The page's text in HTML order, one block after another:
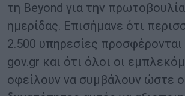
τη Beyond για την
ημερίδας. Επισήμανε ότι
2.500 υπηρεσίες
gov.gr και ότι όλοι οι
οφείλουν να συμβάλουν ώστε